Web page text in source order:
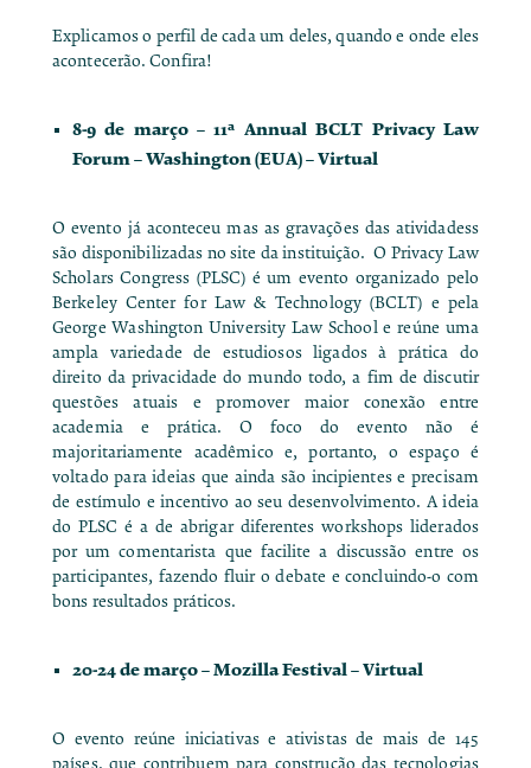
Explicamos o perfil de cada um deles, quando e onde eles
acontecerão. Confira!
8-9 de março –11ª Annual BCLT Privacy Law
Forum – Washington (EUA) – Virtual
O evento já aconteceu mas as gravações das atividadess
são disponibilizadas no site da instituição. O Privacy Law
Scholars Congress (PLSC) é um evento organizado pelo
Berkeley Center for Law & Technology (BCLT) e pela
George Washington University Law School e reúne uma
ampla variedade de estudiosos ligados à prática do
direito da privacidade do mundo todo, a fim de discutir
questões atuais e promover maior conexão entre
academia e prática. O foco do evento não é
majoritariamente acadêmico e, portanto, o espaço é
voltado para ideias que ainda são incipientes e precisam
de estímulo e incentivo ao seu desenvolvimento. A ideia
do PLSC é a de abrigar diferentes workshops liderados
por um comentarista que facilite a discussão entre os
participantes, fazendo fluir o debate e concluindo-o com
bons resultados práticos.
20-24 de março –Mozilla Festival – Virtual
O evento reúne iniciativas e ativistas de mais de 145
países, que contribuem para construção das tecnologias